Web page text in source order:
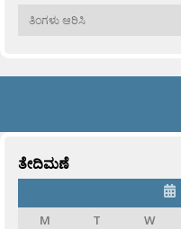
ಹಳೆಯವು
ತೇದಿಮಣೆ
M
T W